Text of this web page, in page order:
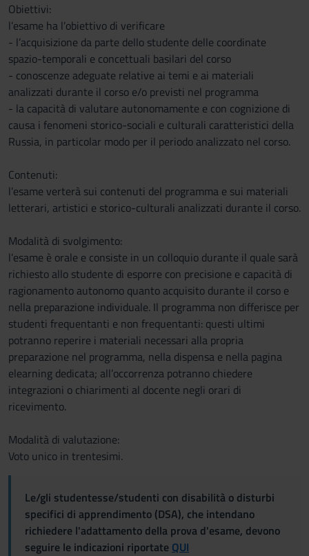
Obiettivi:
l’esame ha l’obiettivo di verificare
- l’acquisizione da parte dello studente delle coordinate
spazio-temporali e concettuali basilari del corso
- conoscenze adeguate relative ai temi e ai materiali
analizzati durante il corso e/o previsti nel programma
- la capacità di valutare autonomamente e con cognizione di
causa i fenomeni storico-sociali e culturali caratteristici della
Russia, in particolar modo per il periodo analizzato nel corso.
Contenuti:
l’esame verterà sui contenuti del programma e sui materiali
letterari, artistici e storico-culturali analizzati durante il corso.
Modalità di svolgimento:
l’esame è orale e consiste in un colloquio durante il quale sarà
richiesto allo studente di esporre con precisione e capacità di
ragionamento autonomo quanto acquisito durante il corso e
nella preparazione individuale. Il programma non differisce per
studenti frequentanti e non frequentanti: questi ultimi
potranno reperire i materiali necessari alla propria
preparazione nel programma, nella dispensa e nella pagina
elearning dedicata; all’occorrenza potranno chiedere
integrazioni o chiarimenti al docente negli orari di
ricevimento.
Modalità di valutazione:
Voto unico in trentesimi.
Le/gli studentesse/studenti con disabilità o disturbi
specifici di apprendimento (DSA), che intendano
richiedere l'adattamento della prova d'esame, devono
seguire le indicazioni riportate QUI